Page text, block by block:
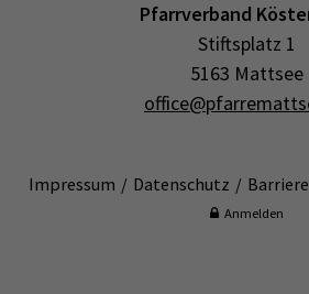
Pfarrverband
Stiftsplatz 1
5163 Mattsee
Impressum Datenschutz
Anmelden